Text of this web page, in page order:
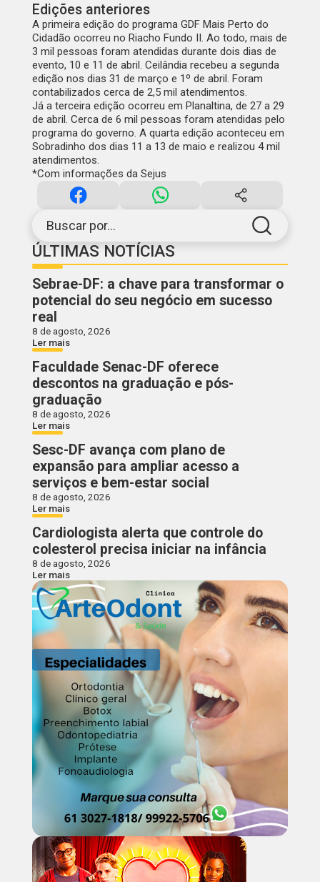
Buscar por...
ÚLTIMAS NOTÍCIAS
Sebrae-DF: a chave para transformar o
potencial do seu negócio em sucesso
real
8 de agosto, 2026
Ler mais
Faculdade Senac-DF oferece
descontos na graduação e pós-
graduação
8 de agosto, 2026
Ler mais
Sesc-DF avança com plano de
expansão para ampliar acesso a
serviços e bem-estar social
8 de agosto, 2026
Ler mais
Cardiologista alerta que controle do
colesterol precisa iniciar na infância
8 de agosto, 2026
Ler mais
Edições anteriores
A primeira edição do programa GDF Mais Perto do
Cidadão ocorreu no Riacho Fundo II. Ao todo, mais de
3 mil pessoas foram atendidas durante dois dias de
evento, 10 e 11 de abril. Ceilândia recebeu a segunda
edição nos dias 31 de março e 1º de abril. Foram
contabilizados cerca de 2,5 mil atendimentos.
Já a terceira edição ocorreu em Planaltina, de 27 a 29
de abril. Cerca de 6 mil pessoas foram atendidas pelo
programa do governo. A quarta edição aconteceu em
Sobradinho dos dias 11 a 13 de maio e realizou 4 mil
atendimentos.
*Com informações da Sejus